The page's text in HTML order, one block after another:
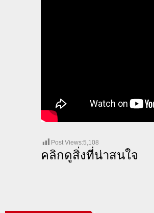
Post Views:5,108
คลิกดูสิ่งที่น่าสนใจ